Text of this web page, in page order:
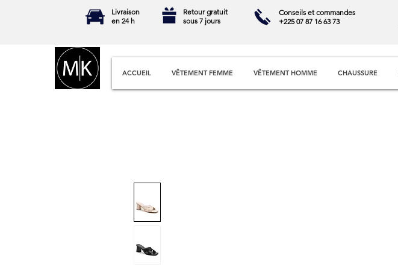
Livraison
en 24 h
Retour gratuit
sous 7 jours
Conseils et commandes
+225 07 87 16 63 73
ACCUEIL VÊTEMENT FEMME VÊTEMENT HOMME CHAUSSURE